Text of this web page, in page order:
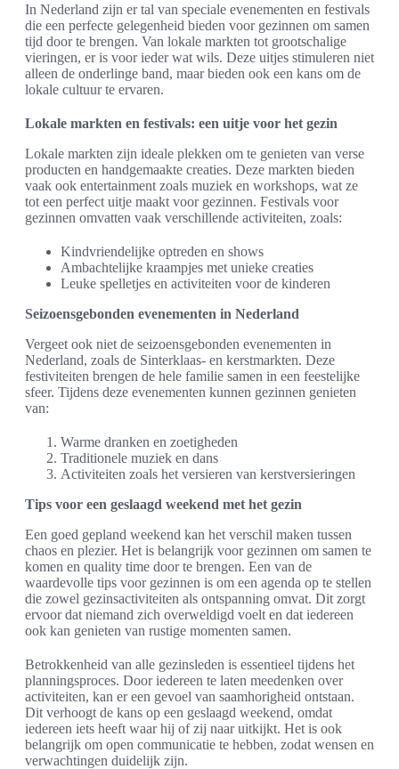
In Nederland zijn er tal van speciale evenementen en festivals
die een perfecte gelegenheid bieden voor gezinnen om samen
tijd door te brengen. Van lokale markten tot grootschalige
vieringen, er is voor ieder wat wils. Deze uitjes stimuleren niet
alleen de onderlinge band, maar bieden ook een kans om de
lokale cultuur te ervaren.
Lokale markten en festivals: een uitje voor het gezin
Lokale markten zijn ideale plekken om te genieten van verse
producten en handgemaakte creaties. Deze markten bieden
vaak ook entertainment zoals muziek en workshops, wat ze
tot een perfect uitje maakt voor gezinnen. Festivals voor
gezinnen omvatten vaak verschillende activiteiten, zoals:
Kindvriendelijke optreden en shows
Ambachtelijke kraampjes met unieke creaties
Leuke spelletjes en activiteiten voor de kinderen
Seizoensgebonden evenementen in Nederland
Vergeet ook niet de seizoensgebonden evenementen in
Nederland, zoals de Sinterklaas- en kerstmarkten. Deze
festiviteiten brengen de hele familie samen in een feestelijke
sfeer. Tijdens deze evenementen kunnen gezinnen genieten
van:
Warme dranken en zoetigheden
Traditionele muziek en dans
Activiteiten zoals het versieren van kerstversieringen
Tips voor een geslaagd weekend met het gezin
Een goed gepland weekend kan het verschil maken tussen
chaos en plezier. Het is belangrijk voor gezinnen om samen te
komen en quality time door te brengen. Een van de
waardevolle tips voor gezinnen is om een agenda op te stellen
die zowel gezinsactiviteiten als ontspanning omvat. Dit zorgt
ervoor dat niemand zich overweldigd voelt en dat iedereen
ook kan genieten van rustige momenten samen.
Betrokkenheid van alle gezinsleden is essentieel tijdens het
planningsproces. Door iedereen te laten meedenken over
activiteiten, kan er een gevoel van saamhorigheid ontstaan.
Dit verhoogt de kans op een geslaagd weekend, omdat
iedereen iets heeft waar hij of zij naar uitkijkt. Het is ook
belangrijk om open communicatie te hebben, zodat wensen en
verwachtingen duidelijk zijn.